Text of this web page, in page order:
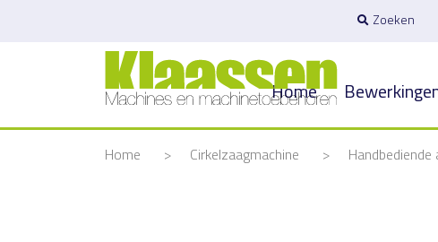
Zoeken
Home
Home > Cirkelzaagmachine >